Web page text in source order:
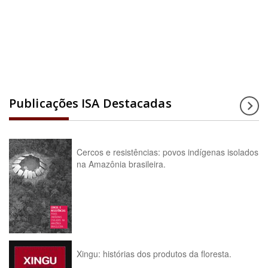
Publicações ISA Destacadas
Cercos e resistências: povos indígenas isolados
na Amazônia brasileira.
Xingu: histórias dos produtos da floresta.